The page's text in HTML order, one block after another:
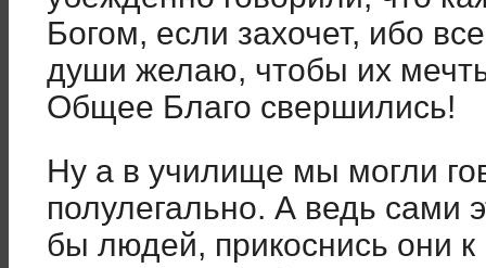
Богом, если захочет, ибо
души желаю, чтобы их
Общее Благо свершились!
Ну а в училище мы могли
полулегально. А ведь сами
бы людей, прикоснись они